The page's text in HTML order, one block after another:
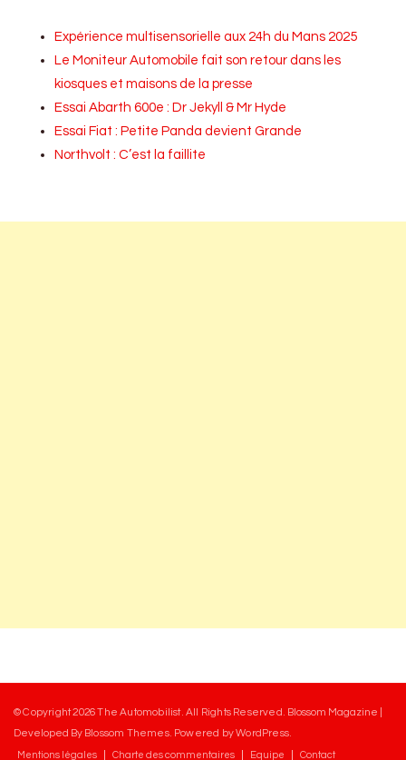
Expérience multisensorielle aux 24h du Mans 2025
Le Moniteur Automobile fait son retour dans les
kiosques et maisons de la presse
Essai Abarth 600e : Dr Jekyll & Mr Hyde
Essai Fiat : Petite Panda devient Grande
Northvolt : C’est la faillite
© Copyright 2026The Automobilist. All Rights Reserved. Blossom Magazine |
Developed By Blossom Themes. Powered byWordPress
Mentions légales Charte des commentaires Equipe Contact